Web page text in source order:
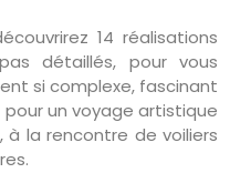
14 réalisations
détaillés, pour vous
si complexe, fascinant
un voyage artistique
la rencontre de voiliers